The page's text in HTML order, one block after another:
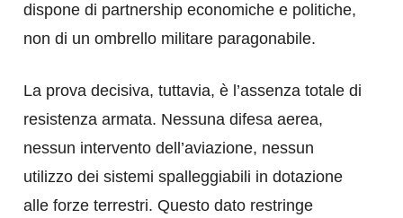
dispone di partnership economiche e politiche,
non di un ombrello militare paragonabile.
La prova decisiva, tuttavia, è l’assenza totale di
resistenza armata. Nessuna difesa aerea,
nessun intervento dell’aviazione, nessun
utilizzo dei sistemi spalleggiabili in dotazione
alle forze terrestri. Questo dato restringe